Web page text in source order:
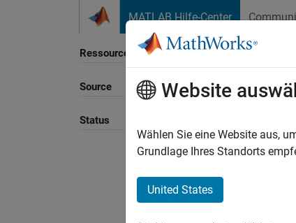
MATLAB Hilfe-Center
Ressource
Source
Status
Website
Wählen Sie eine Website aus,
Grundlage Ihres Standorts
United States